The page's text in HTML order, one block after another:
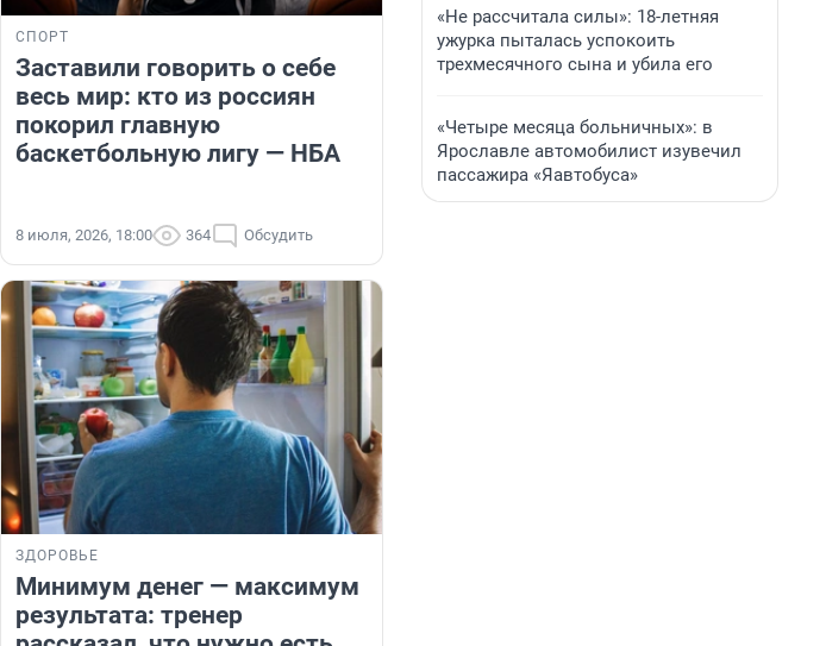
СПОРТ
Заставили говорить о себе
весь мир: кто из россиян
покорил главную
баскетбольную лигу — НБА
8 июля, 2026, 18:00 364 Обсудить
ЗДОРОВЬЕ
Минимум денег — максимум
результата: тренер
«Не рассчитала силы»: 18-летняя
ужурка пыталась успокоить
трехмесячного сына и убила его
«Четыре месяца больничных»: в
Ярославле автомобилист изувечил
пассажира «Яавтобуса»